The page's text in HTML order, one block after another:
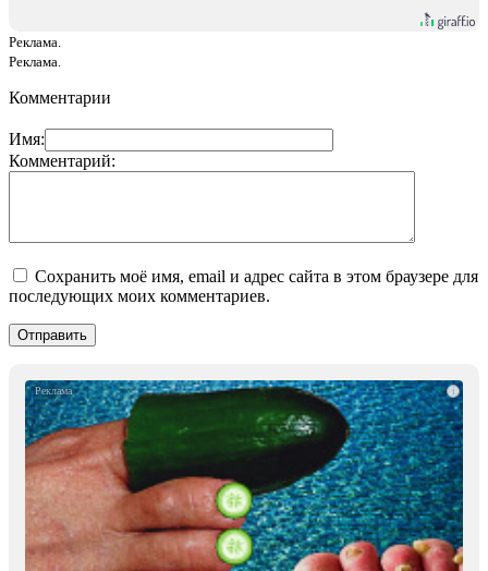
Реклама.
Реклама.
Комментарии
Имя:
Комментарий:
Сохранить моё имя, email и адрес сайта в этом браузере для
последующих моих комментариев.
i